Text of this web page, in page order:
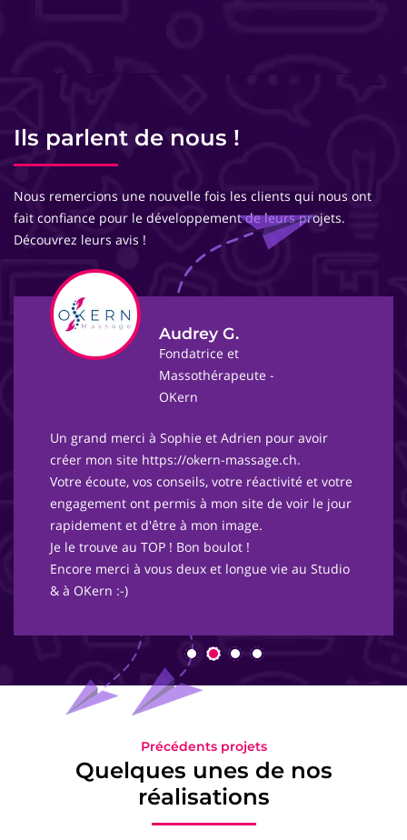
Ils parlent de nous !
Nous remercions une nouvelle fois les clients qui nous ont
fait confiance pour le développement de leurs projets.
Découvrez leurs avis !
Audrey G.
Fondatrice et
Massothérapeute -
OKern
Un grand merci à Sophie et Adrien pour avoir
créer mon site https://okern-massage.ch.
Votre écoute, vos conseils, votre réactivité et votre
engagement ont permis à mon site de voir le jour
rapidement et d'être à mon image.
Je le trouve au TOP ! Bon boulot !
Encore merci à vous deux et longue vie au Studio
& à OKern :-)
Précédents projets
Quelques unes de nos
réalisations